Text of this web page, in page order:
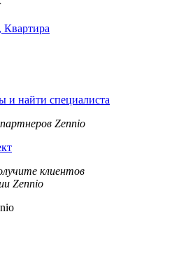
и найти специалиста
Zennio
клиентов
Zennio